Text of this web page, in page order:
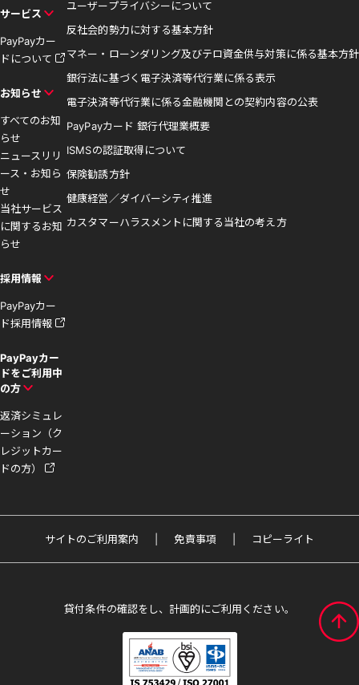
サービス
PayPayカー
ドについて
お知らせ
すべてのお知
らせ
ニュースリリ
ース・お知ら
せ
当社サービス
に関するお知
らせ
採用情報
PayPayカー
ド採用情報
PayPayカー
ドをご利用中
の方
返済シミュレ
ーション（ク
レジットカー
ドの方）
ユーザープライバシーについて
反社会的勢力に対する基本方針
マネー・ローンダリング及びテロ資金供与対策に係る基本方針
銀行法に基づく電子決済等代行業に係る表示
電子決済等代行業に係る金融機関との契約内容の公表
PayPayカード 銀行代理業概要
ISMSの認証取得について
保険勧誘方針
健康経営／ダイバーシティ推進
カスタマーハラスメントに関する当社の考え方
サイトのご利用案内 免責事項 コピーライト
貸付条件の確認をし、計画的にご利用ください。